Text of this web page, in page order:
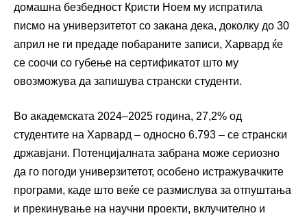
домашна безбедност Кристи Ноем му испратила
писмо на универзитетот со закана дека, доколку до 30
април не ги предаде побараните записи, Харвард ќе
се соочи со губење на сертификатот што му
овозможува да запишува странски студенти.
Во академската 2024–2025 година, 27,2% од
студентите на Харвард – односно 6.793 – се странски
државјани. Потенцијалната забрана може сериозно
да го погоди универзитетот, особено истражувачките
програми, каде што веќе се размислува за отпуштања
и прекинување на научни проекти, вклучително и